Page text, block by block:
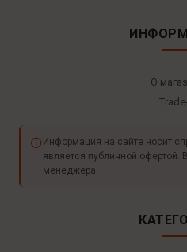
О
Информация на сайте носит
является публичной офертой.
менеджера.